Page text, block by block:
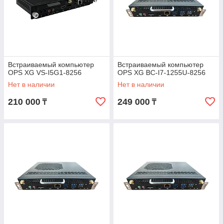
Встраиваемый компьютер
OPS XG VS-I5G1-8256
Нет в наличии
210 000 ₸
Встраиваемый компьютер
OPS XG BC-I7-1255U-8256
Нет в наличии
249 000 ₸